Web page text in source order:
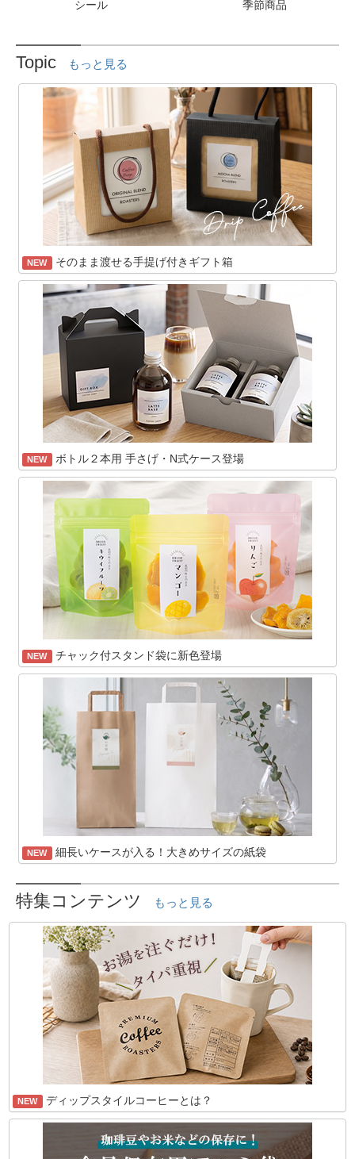
シール 季節商品
Topic もっと見る
NEW そのまま渡せる手提げ付きギフト箱
NEW ボトル２本用 手さげ・N式ケース登場
NEW チャック付スタンド袋に新色登場
NEW 細長いケースが入る！大きめサイズの紙袋
特集コンテンツ もっと見る
NEW ディップスタイルコーヒーとは？